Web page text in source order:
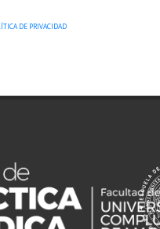
DE PRIVACIDAD